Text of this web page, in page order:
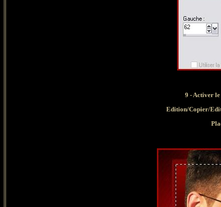
9 - Activer
Edition/Copier/